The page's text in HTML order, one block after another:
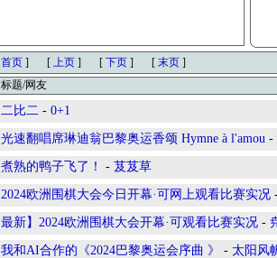
首页 ] [ 上页 ] [ 下页 ] [ 末页 ]
标题/网友
二比二 - 0+1
光速翻唱席琳迪翁巴黎奥运香颂 Hymne à l'amou -
煮熟的鸭子飞了！ - 芨芨草
2024欧洲围棋大会今日开幕·可网上观看比赛实况
最新】2024欧洲围棋大会开幕·可观看比赛实况 -
我和AI合作的《2024巴黎奥运会序曲 》 - 太阳风